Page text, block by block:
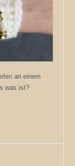
an einem
was ist?